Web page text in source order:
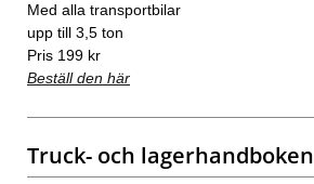
Med alla transportbilar
upp till 3,5 ton
Pris 199 kr
Beställ den här
Truck- och lagerhandboken